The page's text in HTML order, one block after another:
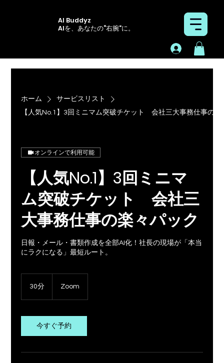
AI Buddyz
AIを、あなたの“右腕”に。
ホーム
サービスリスト
【人気No.1】3回ミニマム突破チケット 会社三大事務仕事の楽
オンラインで利用可能
【人気No.1】3回ミニマ
ム突破チケット 会社三
大事務仕事の楽々パック
日報・メール・書類作成を全部AI化！社長の現場が「本当
にラクになる」最短ルート。
30分 Zoom
今すぐ予約